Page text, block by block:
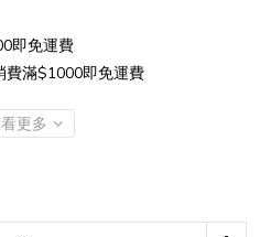
即免運費
滿$1000即免運費
更多